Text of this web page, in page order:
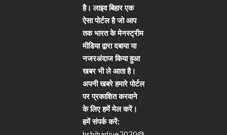
है। लाइव बिहार एक
ऐसा पोर्टल है जो आप
तक भारत के मेनस्ट्रीम
मीडिया द्वारा दबाया या
नजरअंदाज किया हुआ
खबर भी ले आता है।
अपनी खबरे हमारे पोर्टल
पर प्रकाशित करवाने
के लिए हमें मेल करें।
हमें संपर्क करें: